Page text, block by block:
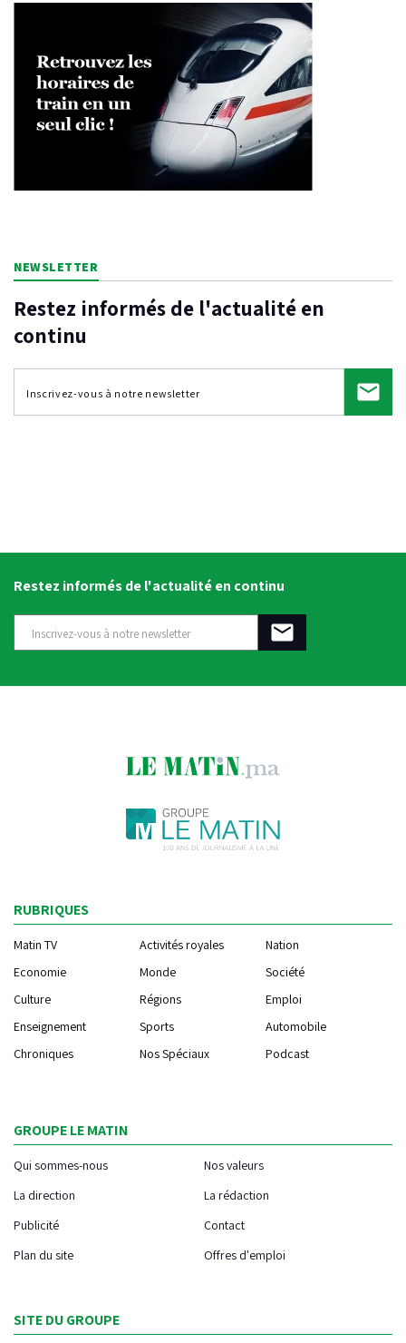
NEWSLETTER
Restez informés de l'actualité en
continu
Restez informés de l'actualité en continu
RUBRIQUES
Matin TV Activités royales
Nation
Economie
Monde
Société
Culture
Régions
Emploi
Enseignement
Sports
Automobile
Chroniques
Nos Spéciaux Podcast
GROUPE LE MATIN
Qui sommes-nous
Nos valeurs
La direction
La rédaction
Publicité
Contact
Plan du site
Offres d'emploi
SITE DU GROUPE